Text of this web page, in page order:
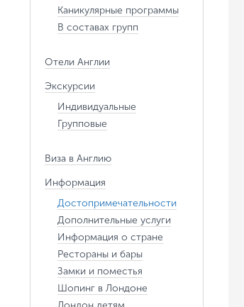
Каникулярные программы
В составах групп
Отели Англии
Экскурсии
Индивидуальные
Групповые
Виза в Англию
Информация
Достопримечательности
Дополнительные услуги
Информация о стране
Рестораны и бары
Замки и поместья
Шопинг в Лондоне